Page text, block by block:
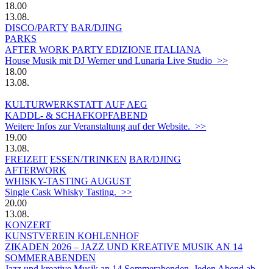
18.00
13.08.
DISCO/PARTY BAR/DJING
PARKS
AFTER WORK PARTY EDIZIONE ITALIANA
House Musik mit DJ Werner und Lunaria Live Studio >>
18.00
13.08.
KULTURWERKSTATT AUF AEG
KADDL- & SCHAFKOPFABEND
Weitere Infos zur Veranstaltung auf der Website. >>
19.00
13.08.
FREIZEIT ESSEN/TRINKEN BAR/DJING
AFTERWORK
WHISKY-TASTING AUGUST
Single Cask Whisky Tasting. >>
20.00
13.08.
KONZERT
KUNSTVEREIN KOHLENHOF
ZIKADEN 2026 – JAZZ UND KREATIVE MUSIK AN 14
SOMMERABENDEN